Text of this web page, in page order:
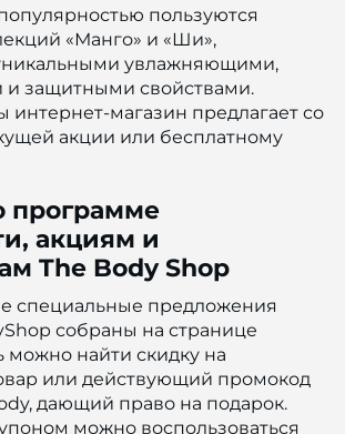
пользуются
«Манго» и «Ши»,
увлажняющими,
и защитными свойствами.
интернет-магазин предлагает со
акции или бесплатному
программе
акциям и
The Body Shop
специальные предложения
собраны на странице
можно найти скидку на
или действующий промокод
дающий право на подарок.
можно воспользоваться